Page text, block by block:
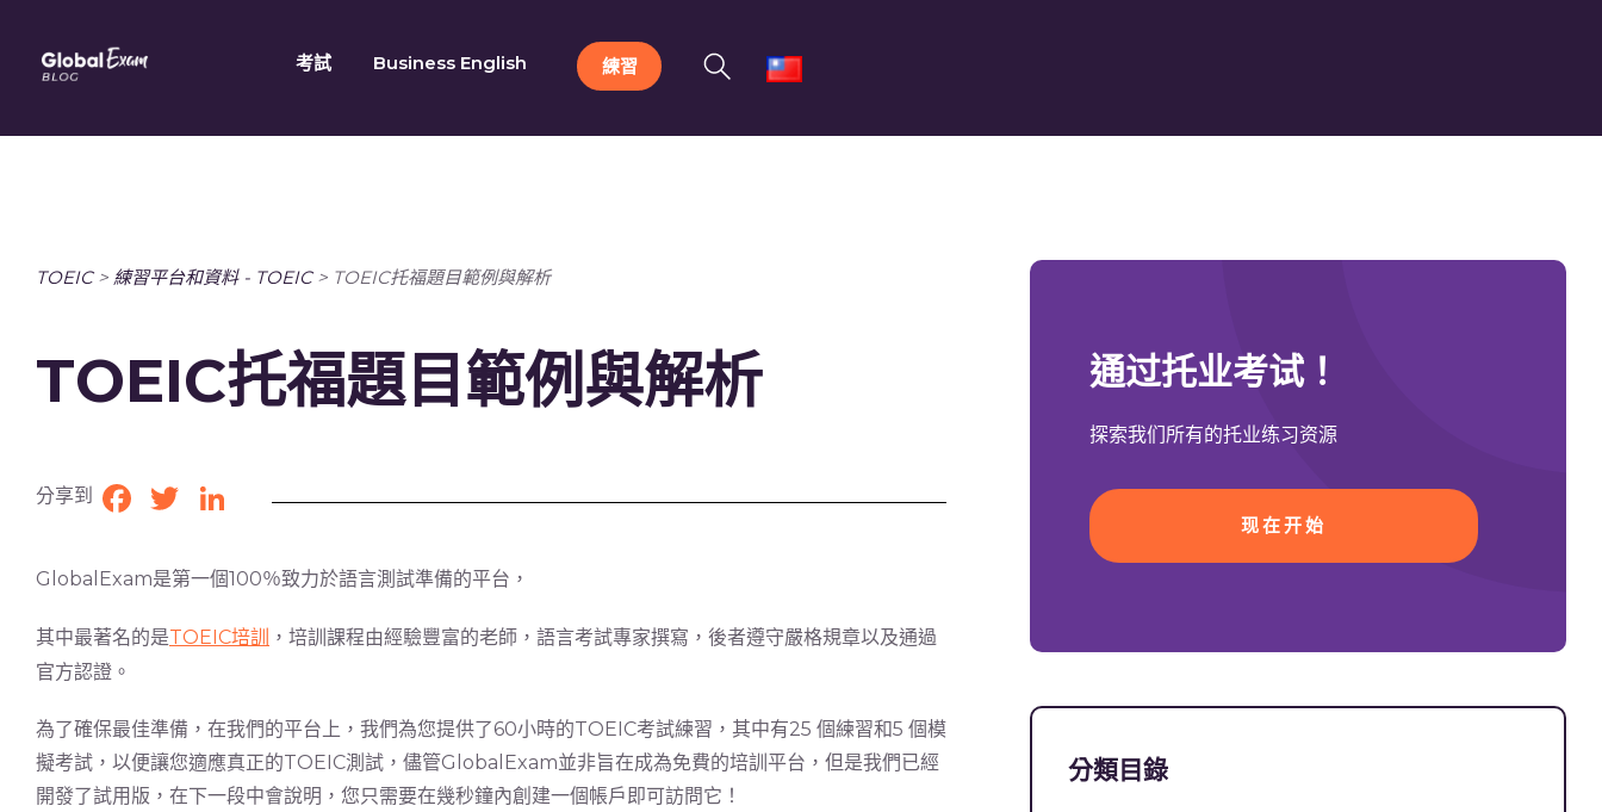
content
考試 Business English 練習
TOEIC> 練習平台和資料 - TOEIC> TOEIC托福題目範例與解析
TOEIC托福題目範例與解析
分享到 Facebook
TwitterLinkedIn
GlobalExam是第一個100％致力於語言測試準備的平台，
其中最著名的是TOEIC培訓 ，培訓​​課程由經驗豐富的老師，語言考試專家撰寫，後者遵守嚴格規章以及通過
官方認證。
為了確保最佳準備，在我們的平台上，我們為您提供了60小時的TOEIC考試練習，其中有25 個練習和5 個模
擬考試，以便讓您適應真正的TOEIC測試，儘管GlobalExam並非旨在成為免費的培訓平台，但是我們已經
開發了試用版，在下一段中會說明，您只需要在幾秒鐘內創建一個帳戶即可訪問它！
通过托业考试！
探索我们所有的托业练习资源
现在开始
分類目錄